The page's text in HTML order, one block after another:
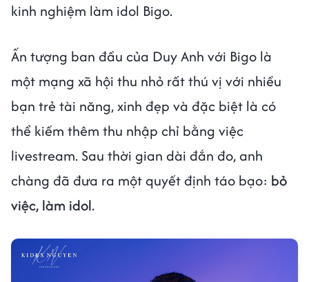
kinh nghiệm làm idol Bigo.
Ấn tượng ban đầu của Duy Anh với Bigo là
một mạng xã hội thu nhỏ rất thú vị với nhiều
bạn trẻ tài năng, xinh đẹp và đặc biệt là có
thể kiếm thêm thu nhập chỉ bằng việc
livestream. Sau thời gian dài đắn đo, anh
chàng đã đưa ra một quyết định táo bạo: bỏ
việc, làm idol.